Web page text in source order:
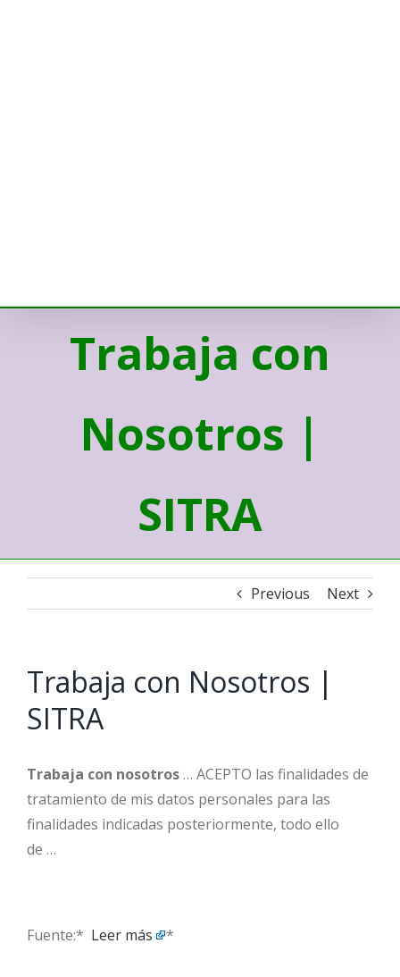
Trabaja con
Nosotros |
SITRA
Previous Next
Trabaja con Nosotros |
SITRA
Trabaja con nosotros… ACEPTO las finalidades de
tratamiento de mis datos personales para las
finalidades indicadas posteriormente, todo ello
de …
Fuente:* ​ Leer más *